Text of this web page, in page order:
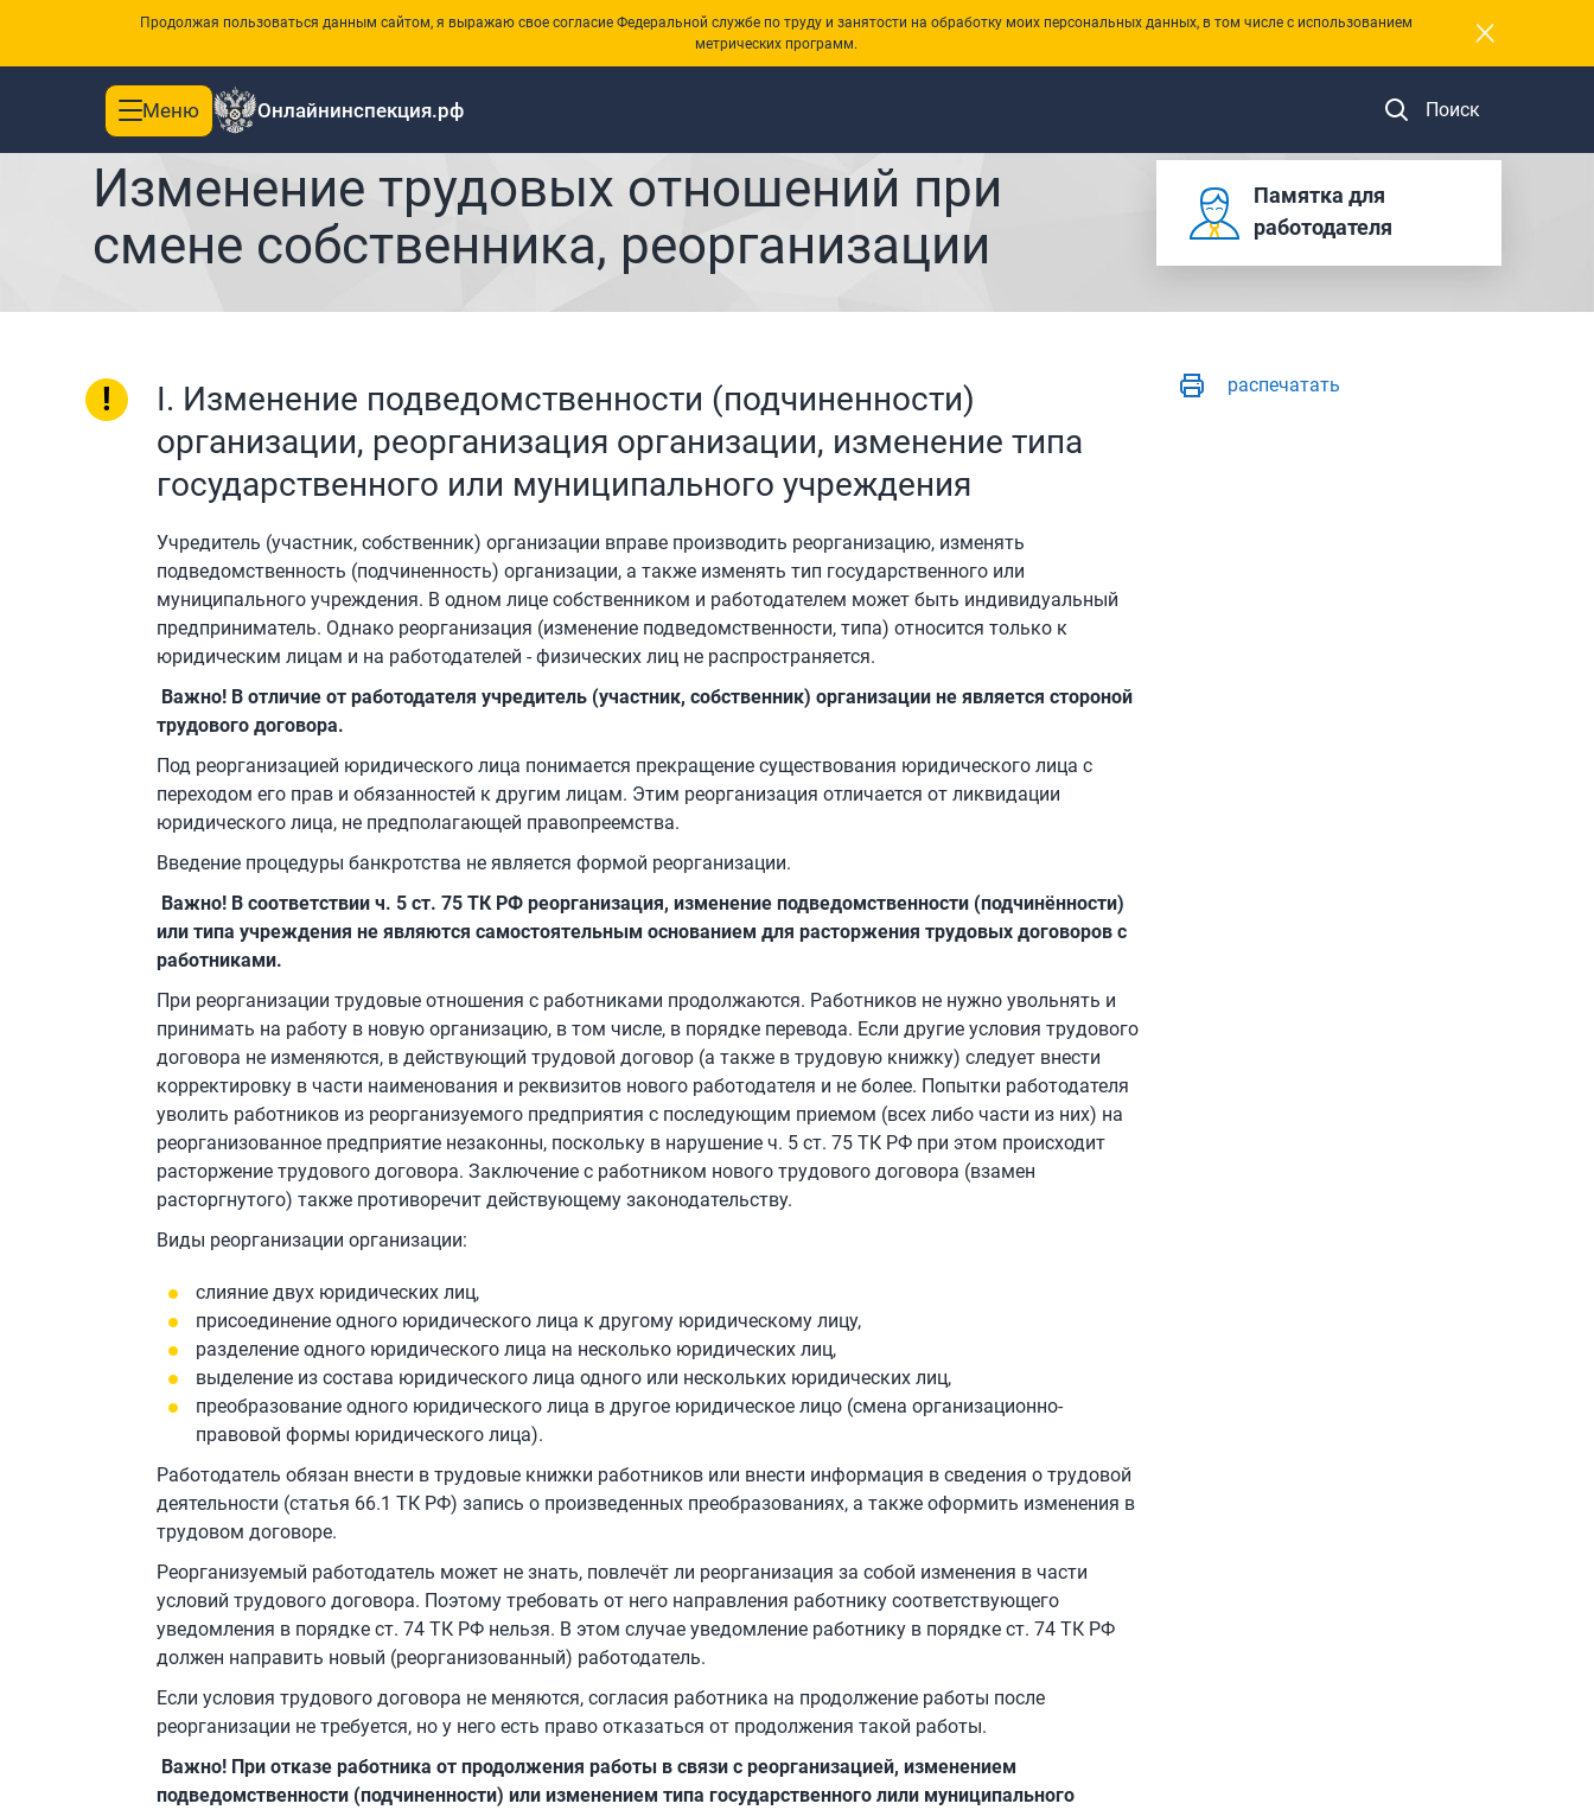
Продолжая пользоваться данным сайтом, я выражаю свое согласие Федеральной службе по труду и занятости на обработку моих персональных данных, в том числе с использованием
метрических программ.
×
Toggle
navigation
Меню Онлайнинспекция.рф Поиск
Главная |Памятки
Изменение трудовых отношений при
смене собственника, реорганизации
Памятка для
работодателя
!
I. Изменение подведомственности (подчиненности)
организации, реорганизация организации, изменение типа
государственного или муниципального учреждения
Учредитель (участник, собственник) организации вправе производить реорганизацию, изменять
подведомственность (подчиненность) организации, а также изменять тип государственного или
муниципального учреждения. В одном лице собственником и работодателем может быть индивидуальный
предприниматель. Однако реорганизация (изменение подведомственности, типа) относится только к
юридическим лицам и на работодателей - физических лиц не распространяется.
Важно! В отличие от работодателя учредитель (участник, собственник) организации не является стороной
трудового договора.
Под реорганизацией юридического лица понимается прекращение существования юридического лица с
переходом его прав и обязанностей к другим лицам. Этим реорганизация отличается от ликвидации
юридического лица, не предполагающей правопреемства.
Введение процедуры банкротства не является формой реорганизации.
Важно! В соответствии ч. 5 ст. 75 ТК РФ реорганизация, изменение подведомственности (подчинённости)
или типа учреждения не являются самостоятельным основанием для расторжения трудовых договоров с
работниками.
При реорганизации трудовые отношения с работниками продолжаются. Работников не нужно увольнять и
принимать на работу в новую организацию, в том числе, в порядке перевода. Если другие условия трудового
договора не изменяются, в действующий трудовой договор (а также в трудовую книжку) следует внести
корректировку в части наименования и реквизитов нового работодателя и не более. Попытки работодателя
уволить работников из реорганизуемого предприятия с последующим приемом (всех либо части из них) на
реорганизованное предприятие незаконны, поскольку в нарушение ч. 5 ст. 75 ТК РФ при этом происходит
расторжение трудового договора. Заключение с работником нового трудового договора (взамен
расторгнутого) также противоречит действующему законодательству.
Виды реорганизации организации:
слияние двух юридических лиц,
присоединение одного юридического лица к другому юридическому лицу,
разделение одного юридического лица на несколько юридических лиц,
выделение из состава юридического лица одного или нескольких юридических лиц,
преобразование одного юридического лица в другое юридическое лицо (смена организационно-
правовой формы юридического лица).
Работодатель обязан внести в трудовые книжки работников или внести информация в сведения о трудовой
деятельности (статья 66.1 ТК РФ) запись о произведенных преобразованиях, а также оформить изменения в
трудовом договоре.
Реорганизуемый работодатель может не знать, повлечёт ли реорганизация за собой изменения в части
условий трудового договора. Поэтому требовать от него направления работнику соответствующего
уведомления в порядке ст. 74 ТК РФ нельзя. В этом случае уведомление работнику в порядке ст. 74 ТК РФ
должен направить новый (реорганизованный) работодатель.
Если условия трудового договора не меняются, согласия работника на продолжение работы после
реорганизации не требуется, но у него есть право отказаться от продолжения такой работы.
Важно! При отказе работника от продолжения работы в связи с реорганизацией, изменением
подведомственности (подчиненности) или изменением типа государственного лили муниципального
распечатать